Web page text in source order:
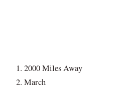
2000 Miles Away
March